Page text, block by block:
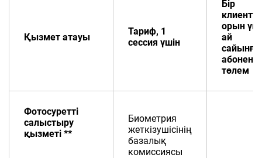
Қызмет атауы
Тариф, 1
сессия үшін
Бір
орын
ай
сайынғы
төлем
Фотосуретті
салыстыру
қызметі **
Биометрия
жеткізушісінің
базалық
комиссиясы